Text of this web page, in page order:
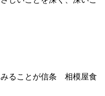
みることが信条 相模屋食